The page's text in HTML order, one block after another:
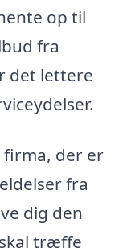
op til
fra
det lettere
der er
fra
dig den
træffe